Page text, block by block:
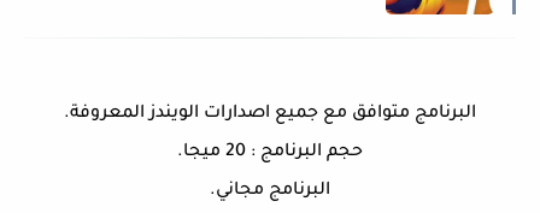
البرنامج متوافق مع جميع اصدارات الويندز المعروفة.
حجم البرنامج : 20 ميجا.
البرنامج مجاني.